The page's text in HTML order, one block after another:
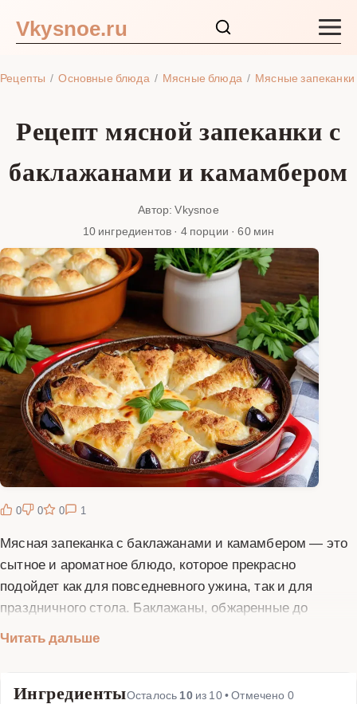
Vkysnoe.ru
Рецепты Основные блюда Мясные блюда Мясные запеканки
Рецепт мясной запеканки с
баклажанами и камамбером
Автор: Vkysnoe
10 ингредиентов · 4 порции · 60 мин
0 0 0 1
Мясная запеканка с баклажанами и камамбером — это
сытное и ароматное блюдо, которое прекрасно
подойдет как для повседневного ужина, так и для
праздничного стола. Баклажаны, обжаренные до
сливочным камамбером, создавая неповторимый вкус.
вкусной и аппетитной. В этом рецепте мы подробно
Читать дальше
ИнгредиентыОсталось 10из 10• Отмечено 0